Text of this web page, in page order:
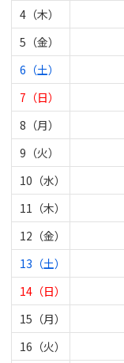
4（木）
5（金）
6（土）
7（日）
8（月）
9（火）
10（水）
11（木）
12（金）
13（土）
14（日）
15（月）
16（火）